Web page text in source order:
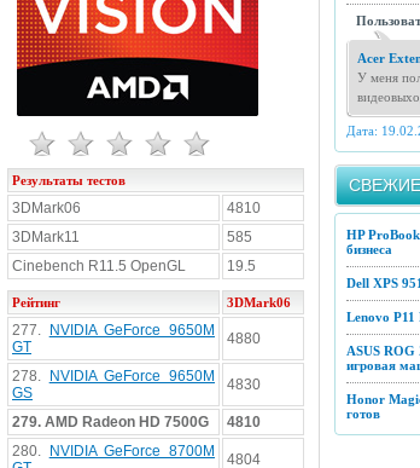
Результаты тестов
3DMark06
4810
3DMark11
585
Cinebench R11.5 OpenGL
19.5
Рейтинг 3DMark06
277.
NVIDIA GeForce 9650M
GT
4880
278.
NVIDIA GeForce 9650M
GS
4830
279. AMD Radeon HD 7500G
4810
280.
NVIDIA GeForce 8700M
4804
Acer
У меня
Дата:
HP
бизнеса
Dell XPS
Lenovo P11
ASUS
игровая
Honor
готов